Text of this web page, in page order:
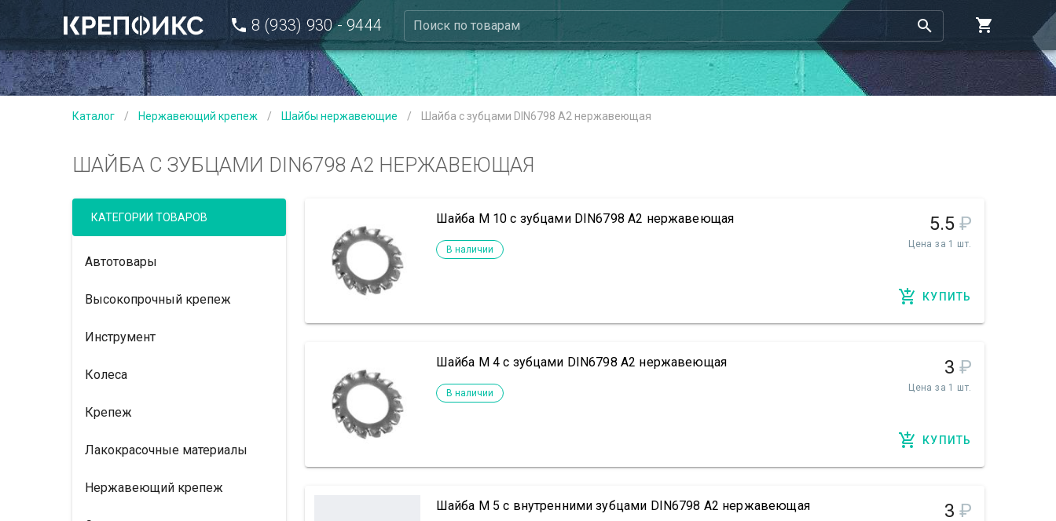
8 (933) 930 - 9444 Поиск по товарам
Каталог / Нержавеющий крепеж / Шайбы нержавеющие / Шайба с зубцами DIN6798 А2 нержавеющая
ШАЙБА С ЗУБЦАМИ DIN6798 А2 НЕРЖАВЕЮЩАЯ
КАТЕГОРИИ ТОВАРОВ
Автотовары
Высокопрочный крепеж
Инструмент
Колеса
Крепеж
Лакокрасочные материалы
Нержавеющий крепеж
Шайба М 10 с зубцами DIN6798 А2 нержавеющая
В наличии
5.5 ₽
Цена за 1 шт.
КУПИТЬ
Шайба М 4 с зубцами DIN6798 А2 нержавеющая
В наличии
3 ₽
Цена за 1 шт.
КУПИТЬ
Шайба М 5 с внутренними зубцами DIN6798 А2 нержавеющая 3 ₽